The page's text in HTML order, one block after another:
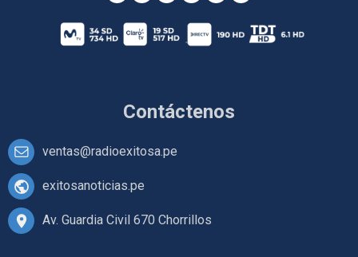
Contáctenos
ventas@radioexitosa.pe
exitosanoticias.pe
Av. Guardia Civil 670 Chorrillos